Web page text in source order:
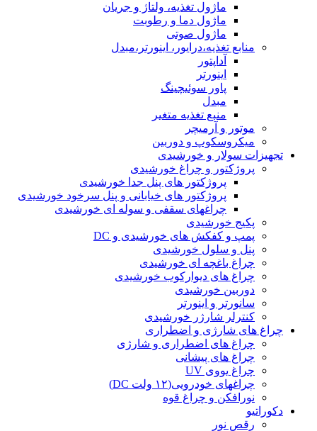
ماژول تغذیه، ولتاژ و جریان
ماژول دما و رطوبت
ماژول صوتی
منابع تغذیه،درایور، اینورتر،مبدل
آداپتور
اینورتر
پاور سوئیچینگ
مبدل
منبع تغذیه متغیر
موتور و آرمیچر
میکروسکوپ و دوربین
تجهیزات سولار و خورشیدی
پروژکتور و چراغ خورشیدی
پروژکتور های پنل جدا خورشیدی
پروژکتور های خیابانی و پنل سرخود خورشیدی
چراغهای سقفی و سوله ای خورشیدی
پکیج خورشیدی
پمپ و کفکش های خورشیدی و DC
پنل و سلول خورشیدی
چراغ باغچه ای خورشیدی
چراغ های دیوارکوب خورشیدی
دوربین خورشیدی
سانورتر و اینورتر
کنترلر شارژر خورشیدی
چراغ های شارژی و اضطراری
چراغ های اضطراری و شارژی
چراغ های پیشانی
چراغ یووی UV
چراغهای خودرویی(۱۲ ولت DC)
نورافکن و چراغ قوه
دکوراتیو
رقص نور